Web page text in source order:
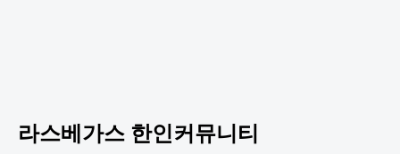
라스베가스 한인커뮤니티